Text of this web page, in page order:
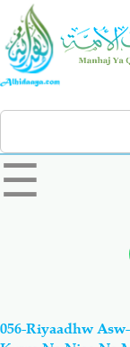
Skip
main
content
Search
left
sidebar
☰
Aqiydah
056-Riyaadhw